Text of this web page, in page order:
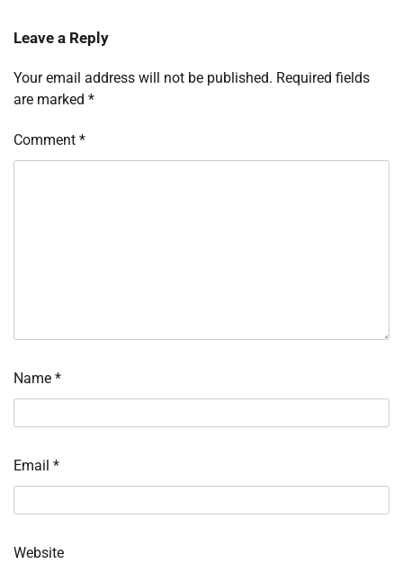
Leave a Reply
Your email address will not be published. Required fields
are marked *
Comment *
Name *
Email *
Website